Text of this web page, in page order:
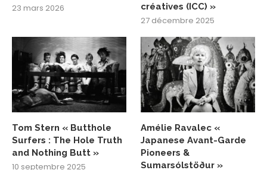
23 mars 2026
créatives (ICC) »
27 décembre 2025
Tom Stern « Butthole
Surfers : The Hole Truth
and Nothing Butt »
10 septembre 2025
Amélie Ravalec «
Japanese Avant-Garde
Pioneers &
Sumarsólstöður »